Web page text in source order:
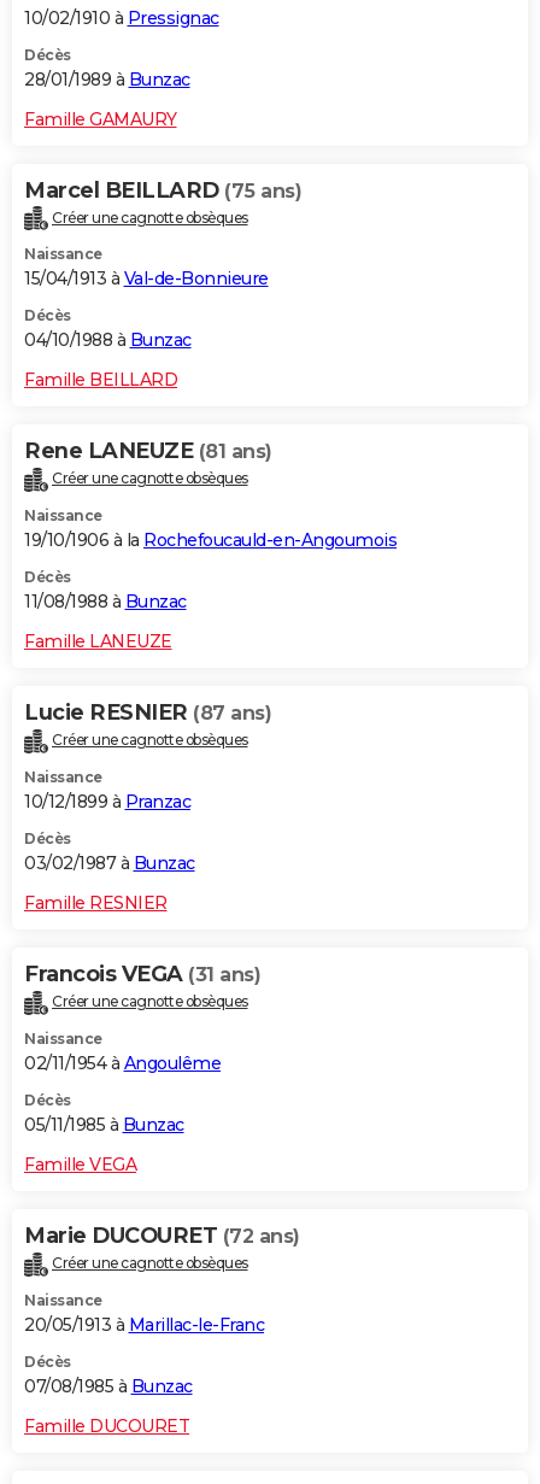
10/02/1910 à Pressignac
Décès
28/01/1989 à Bunzac
Famille GAMAURY
Marcel BEILLARD (75 ans)
Créer une cagnotte obsèques
Naissance
15/04/1913 à Val-de-Bonnieure
Décès
04/10/1988 à Bunzac
Famille BEILLARD
Rene LANEUZE (81 ans)
Créer une cagnotte obsèques
Naissance
19/10/1906 à la Rochefoucauld-en-Angoumois
Décès
11/08/1988 à Bunzac
Famille LANEUZE
Lucie RESNIER (87 ans)
Créer une cagnotte obsèques
Naissance
10/12/1899 à Pranzac
Décès
03/02/1987 à Bunzac
Famille RESNIER
Francois VEGA (31 ans)
Créer une cagnotte obsèques
Naissance
02/11/1954 à Angoulême
Décès
05/11/1985 à Bunzac
Famille VEGA
Marie DUCOURET (72 ans)
Créer une cagnotte obsèques
Naissance
20/05/1913 à Marillac-le-Franc
Décès
07/08/1985 à Bunzac
Famille DUCOURET